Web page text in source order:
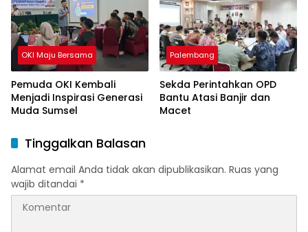
OKI Maju Bersama
Pemuda OKI Kembali
Menjadi Inspirasi Generasi
Muda Sumsel
Palembang
Sekda Perintahkan OPD
Bantu Atasi Banjir dan
Macet
Tinggalkan Balasan
Alamat email Anda tidak akan dipublikasikan. Ruas yang
wajib ditandai *